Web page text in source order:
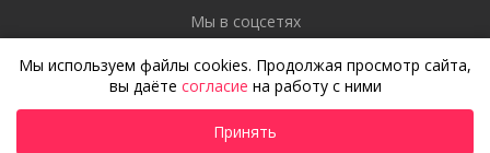
Мы в соцсетях
Мы используем файлы cookies. Продолжая просмотр сайта,
вы даёте согласие на работу с ними
Принять